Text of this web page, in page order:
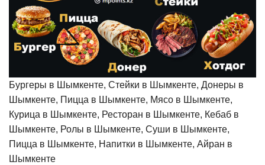
Бургеры в Шымкенте, Стейки в Шымкенте, Донеры в
Шымкенте, Пицца в Шымкенте, Мясо в Шымкенте,
Курица в Шымкенте, Ресторан в Шымкенте, Кебаб в
Шымкенте, Ролы в Шымкенте, Суши в Шымкенте,
Пицца в Шымкенте, Напитки в Шымкенте, Айран в
Шымкенте